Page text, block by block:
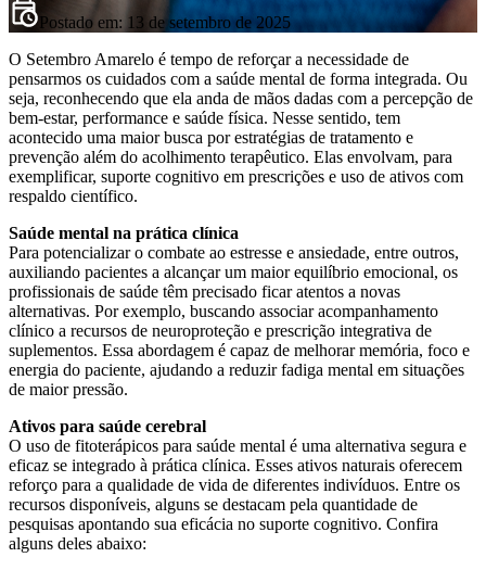
Postado em: 13 de setembro de 2025
O Setembro Amarelo é tempo de reforçar a necessidade de
pensarmos os cuidados com a saúde mental de forma integrada. Ou
seja, reconhecendo que ela anda de mãos dadas com a percepção de
bem-estar, performance e saúde física. Nesse sentido, tem
acontecido uma maior busca por estratégias de tratamento e
prevenção além do acolhimento terapêutico. Elas envolvam, para
exemplificar, suporte cognitivo em prescrições e uso de ativos com
respaldo científico.
Saúde mental na prática clínica
Para potencializar o combate ao estresse e ansiedade, entre outros,
auxiliando pacientes a alcançar um maior equilíbrio emocional, os
profissionais de saúde têm precisado ficar atentos a novas
alternativas. Por exemplo, buscando associar acompanhamento
clínico a recursos de neuroproteção e prescrição integrativa de
suplementos. Essa abordagem é capaz de melhorar memória, foco e
energia do paciente, ajudando a reduzir fadiga mental em situações
de maior pressão.
Ativos para saúde cerebral
O uso de fitoterápicos para saúde mental é uma alternativa segura e
eficaz se integrado à prática clínica. Esses ativos naturais oferecem
reforço para a qualidade de vida de diferentes indivíduos. Entre os
recursos disponíveis, alguns se destacam pela quantidade de
pesquisas apontando sua eficácia no suporte cognitivo. Confira
alguns deles abaixo: